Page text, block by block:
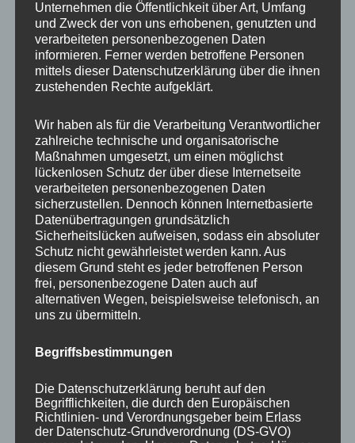
NEWS ABONNIEREN?
Your email:
KATEGORIEN
Aktuelles vom MP
Allgemein
Impulse zur persönlichen Reflexion
Naturfoto-Blog
Unternehmen die Öffentlichkeit über Art, Umfang
und Zweck der von uns erhobenen, genutzten und
verarbeiteten personenbezogenen Daten
informieren. Ferner werden betroffene Personen
mittels dieser Datenschutzerklärung über die ihnen
zustehenden Rechte aufgeklärt.
Wir haben als für die Verarbeitung Verantwortlicher
zahlreiche technische und organisatorische
Maßnahmen umgesetzt, um einen möglichst
lückenlosen Schutz der über diese Internetseite
verarbeiteten personenbezogenen Daten
sicherzustellen. Dennoch können Internetbasierte
Datenübertragungen grundsätzlich
Sicherheitslücken aufweisen, sodass ein absoluter
Schutz nicht gewährleistet werden kann. Aus
diesem Grund steht es jeder betroffenen Person
frei, personenbezogene Daten auch auf
alternativen Wegen, beispielsweise telefonisch, an
uns zu übermitteln.
Begriffsbestimmungen
Die Datenschutzerklärung beruht auf den
Begrifflichkeiten, die durch den Europäischen
Richtlinien- und Verordnungsgeber beim Erlass
der Datenschutz-Grundverordnung (DS-GVO)